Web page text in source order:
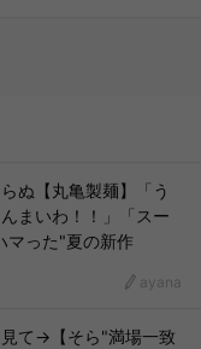
ぬ【丸亀製麺】「う
まいわ！！」「スー
マった"夏の新作
ayana
見て→【そら"満場一致